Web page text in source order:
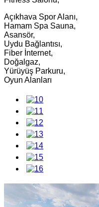
Açıkhava Spor Alanı,
Hamam Spa Sauna,
Asansör,
Uydu Bağlantısı,
Fiber İnternet,
Doğalgaz,
Yürüyüş Parkuru,
Oyun Alanları